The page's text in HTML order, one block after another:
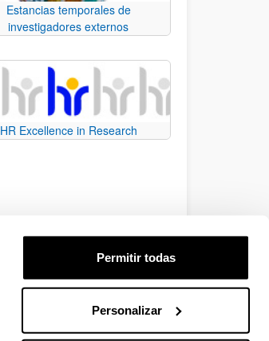
Permitir todas
Personalizar
Estancias temporales de
investigadores externos
HR Excellence in Research